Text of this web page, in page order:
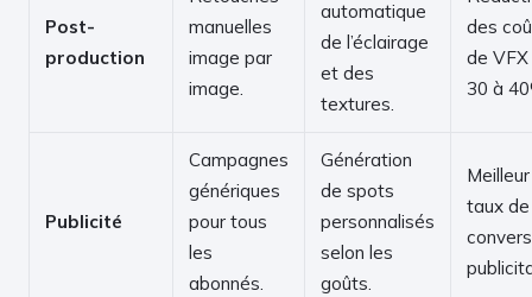
Post-
production
manuelles
image par
image.
automatique
de l’éclairage
et des
textures.
des
de
30 à
Publicité
Campagnes
génériques
pour tous
les
abonnés.
Génération
de spots
personnalisés
selon les
goûts.
Meilleur
taux de